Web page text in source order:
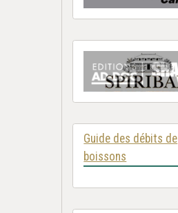
Guide des débits de
boissons